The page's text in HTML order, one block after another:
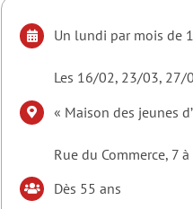
Un lundi par mois de
Les 16/02, 23/03,
« Maison des jeunes
Rue du Commerce, 7
Dès 55 ans